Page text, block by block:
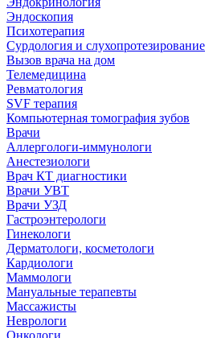
Эндоскопия
Психотерапия
Сурдология и слухопротезирование
Вызов врача на дом
Телемедицина
Ревматология
SVF терапия
Компьютерная томография зубов
Врачи
Аллергологи-иммунологи
Анестезиологи
Врач КТ диагностики
Врачи УВТ
Врачи УЗД
Гастроэнтерологи
Гинекологи
Дерматологи, косметологи
Кардиологи
Маммологи
Мануальные терапевты
Массажисты
Неврологи
Онкологи